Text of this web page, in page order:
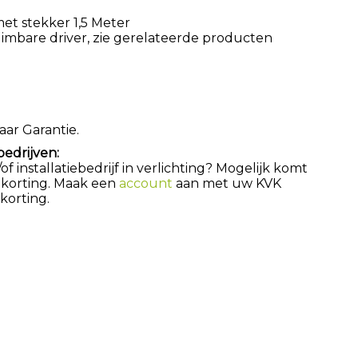
stekker 1,5 Meter
driver, zie gerelateerde producten
Garantie.
installatiebedrijf in verlichting? Mogelijk komt
Maak een account aan met uw KVK